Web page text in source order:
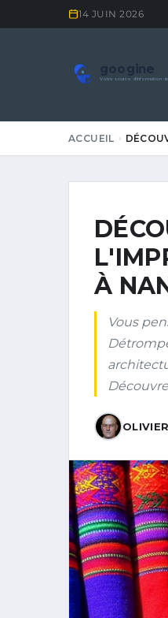
14 JUIN 2026
googine
Votre source d'information de
ACCUEIL
À
Vous